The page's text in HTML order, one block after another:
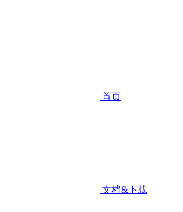
首页
文档&下载